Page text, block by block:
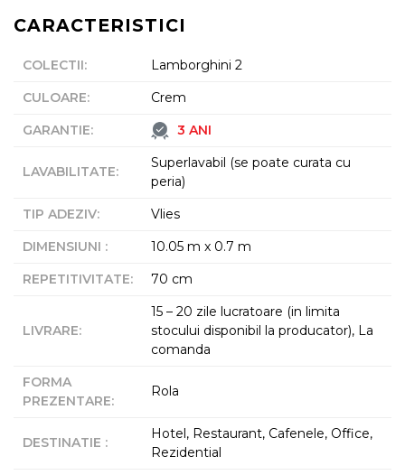
CARACTERISTICI
COLECTII:
Lamborghini 2
CULOARE:
Crem
GARANTIE: 3 ANI
LAVABILITATE:
Superlavabil (se poate curata cu
peria)
TIP ADEZIV:
Vlies
DIMENSIUNI :
10.05 m x 0.7 m
REPETITIVITATE: 70 cm
LIVRARE:
15 – 20 zile lucratoare (in limita
stocului disponibil la producator), La
comanda
FORMA
PREZENTARE:
Rola
DESTINATIE :
Hotel, Restaurant, Cafenele, Office,
Rezidential